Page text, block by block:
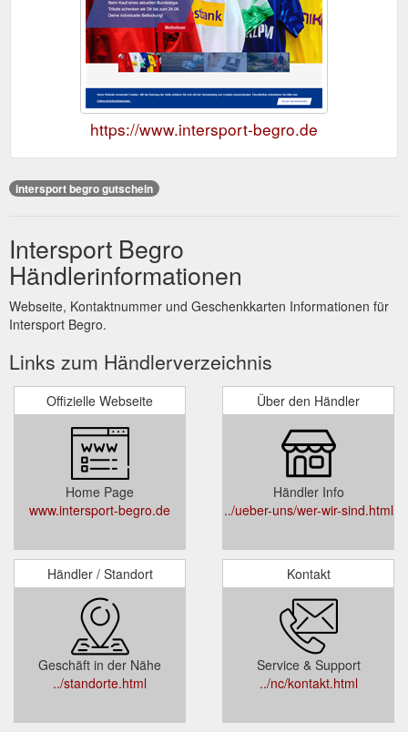
https://www.intersport-begro.de
intersport begro gutschein
Intersport Begro
Händlerinformationen
Webseite, Kontaktnummer und Geschenkkarten Informationen für
Intersport Begro.
Links zum Händlerverzeichnis
Offizielle Webseite
Home Page
www.intersport-begro.de
Über den Händler
Händler Info
../ueber-uns/wer-wir-sind.html
Händler / Standort
Geschäft in der Nähe
../standorte.html
Kontakt
Service & Support
../nc/kontakt.html